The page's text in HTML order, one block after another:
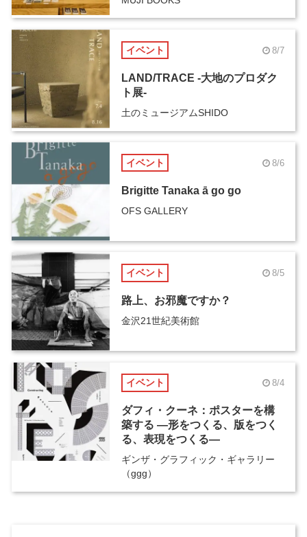
イベント 8/7
LAND/TRACE -大地のプロダク
ト展-
土のミュージアムSHIDO
イベント 8/6
Brigitte Tanaka ā go go
OFS GALLERY
イベント 8/5
路上、お邪魔ですか？
金沢21世紀美術館
イベント 8/4
ダフィ・クーネ：ポスターを構
築する ―形をつくる、版をつく
る、表現をつくる―
ギンザ・グラフィック・ギャラリー
（ggg）